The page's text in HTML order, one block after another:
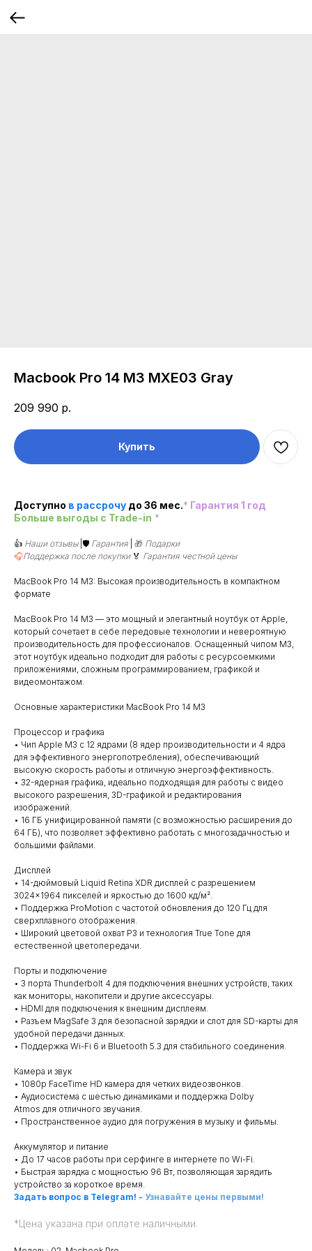
Macbook Pro 14 М3 MXE03 Gray
209 990 р.
Купить
Доступно в рассрочу до 36 мес.* Гарантия 1 год
Больше выгоды c Trade-in *
👍 Наши отзывы |🛡️ Гарантия 🎁 Подарки
🎧Поддержка после покупки 🏅 Гарантия честной цены
MacBook Pro 14 M3: Высокая производительность в компактном
формате
MacBook Pro 14 M3 — это мощный и элегантный ноутбук от Apple,
который сочетает в себе передовые технологии и невероятную
производительность для профессионалов. Оснащенный чипом M3,
этот ноутбук идеально подходит для работы с ресурсоемкими
приложениями, сложным программированием, графикой и
видеомонтажом.
Основные характеристики MacBook Pro 14 M3
Процессор и графика
• Чип Apple M3 с 12 ядрами (8 ядер производительности и 4 ядра
для эффективного энергопотребления), обеспечивающий
высокую скорость работы и отличную энергоэффективность.
• 32-ядерная графика, идеально подходящая для работы с видео
высокого разрешения, 3D-графикой и редактирования
изображений.
• 16 ГБ унифицированной памяти (с возможностью расширения до
64 ГБ), что позволяет эффективно работать с многозадачностью и
большими файлами.
Дисплей
• 14-дюймовый Liquid Retina XDR дисплей с разрешением
3024×1964 пикселей и яркостью до 1600 кд/м².
• Поддержка ProMotion с частотой обновления до 120 Гц для
сверхплавного отображения.
• Широкий цветовой охват P3 и технология True Tone для
естественной цветопередачи.
Порты и подключение
• 3 порта Thunderbolt 4 для подключения внешних устройств, таких
как мониторы, накопители и другие аксессуары.
• HDMI для подключения к внешним дисплеям.
• Разъем MagSafe 3 для безопасной зарядки и слот для SD-карты для
удобной передачи данных.
• Поддержка Wi-Fi 6 и Bluetooth 5.3 для стабильного соединения.
Камера и звук
• 1080p FaceTime HD камера для четких видеозвонков.
• Аудиосистема с шестью динамиками и поддержка Dolby
Atmos для отличного звучания.
• Пространственное аудио для погружения в музыку и фильмы.
Аккумулятор и питание
• До 17 часов работы при серфинге в интернете по Wi-Fi.
• Быстрая зарядка с мощностью 96 Вт, позволяющая зарядить
устройство за короткое время.
Задать вопрос в Telegram! - Узнавайте цены первыми!
*Цена указана при оплате наличными.